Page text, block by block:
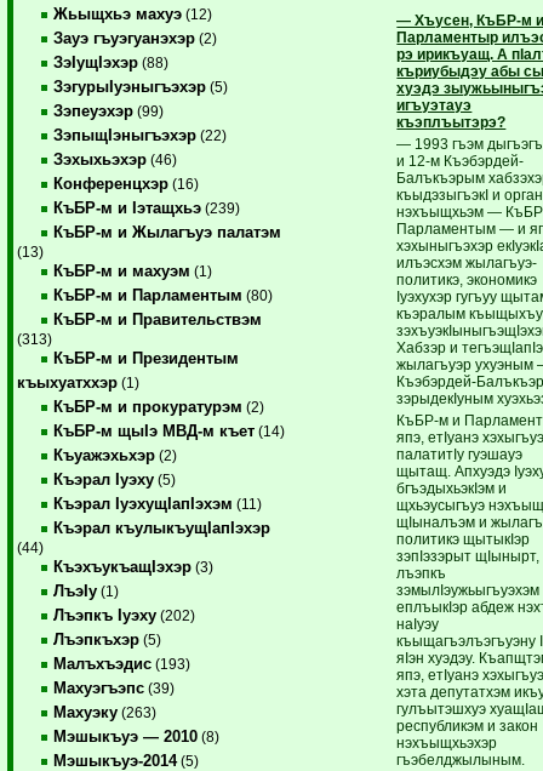
Жьыщхьэ махуэ (12)
Зауэ гъуэгуанэхэр (2)
ЗэIущIэхэр (88)
ЗэгурыIуэныгъэхэр (5)
Зэпеуэхэр (99)
ЗэпыщIэныгъэхэр (22)
Зэхыхьэхэр (46)
Конференцхэр (16)
КъБР-м и Iэтащхьэ (239)
КъБР-м и Жылагъуэ палатэм
(13)
КъБР-м и махуэм (1)
КъБР-м и Парламентым (80)
КъБР-м и Правительствэм
(313)
КъБР-м и Президентым
къыхуатххэр (1)
КъБР-м и прокуратурэм (2)
КъБР-м щыIэ МВД-м къет (14)
Къуажэхьхэр (2)
Къэрал Iуэху (5)
Къэрал IуэхущIапIэхэм (11)
Къэрал къулыкъущIапIэхэр
(44)
КъэхъукъащIэхэр (3)
ЛъэIу (1)
Лъэпкъ Iуэху (202)
Лъэпкъхэр (5)
Малъхъэдис (193)
Махуэгъэпс (39)
Махуэку (263)
Мэшыкъуэ — 2010 (8)
Мэшыкъуэ-2014(5)
— Хъусен, КъБР-м
Парламентыр
рэ ирикъуащ. А
къриубыдэу абы
хуэдэ
игъуэтауэ
къэплъытэрэ?
— 1993 гъэм
и 12-м Къэбэрдей-
Балъкъэрым
къыдэзыгъэкI и орган
нэхъыщхьэм —
Парламентым — и
хэхыныгъэхэр
илъэсхэм жылагъуэ-
политикэ, экономикэ
Iуэхухэр гугъуу
къэралым къыщыхъу
Хабзэр и
жылагъуэр ухуэным
Къэбэрдей-
зэрыдекIуным
КъБР-м и
япэ, етIуанэ
палатитIу гуэшауэ
щытащ. Апхуэдэ
бгъэдыхьэкIэм и
щхьэусыгъуэ
щIыналъэм и
политикэ щытыкIэр
зэпIэзэрыт щIынырт,
лъэпкъ
зэмылIэужьыгъуэхэм
еплъыкIэр абдеж
наIуэу
къыщагъэлъэгъуэну
яIэн хуэдэу.
япэ, етIуанэ
хэта депутатхэм
гулъытэшхуэ
республикэм и закон
нэхъыщхьэхэр
гъэбелджылыным.